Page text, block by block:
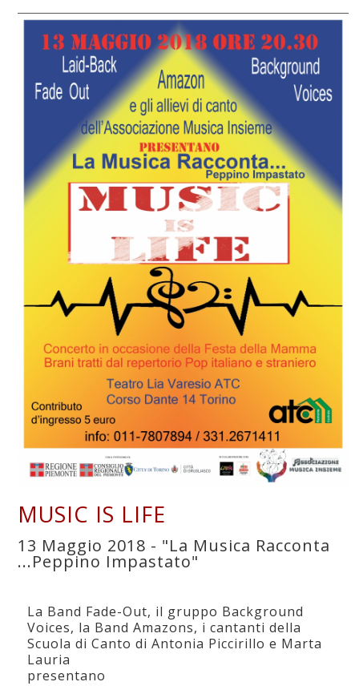
MUSIC IS LIFE
13 Maggio 2018 - "La Musica Racconta
...Peppino Impastato"
La Band Fade-Out, il gruppo Background
Voices, la Band Amazons, i cantanti della
Scuola di Canto di Antonia Piccirillo e Marta
Lauria
presentano